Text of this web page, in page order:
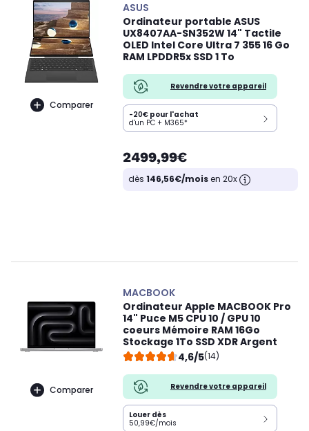
Comparer
ASUS
Ordinateur portable ASUS
UX8407AA-SN352W 14" Tactile
OLED Intel Core Ultra 7 355 16 Go
RAM LPDDR5x SSD 1 To
Revendre votre appareil
-20€ pour l'achat
d'un PC + M365*
2499,99€
dès 146,56€/moisen 20x
Comparer
MACBOOK
Ordinateur Apple MACBOOK Pro
14" Puce M5 CPU 10 / GPU 10
coeurs Mémoire RAM 16Go
Stockage 1To SSD XDR Argent
4,6/5(14)
Revendre votre appareil
Louer dès
50,99€/mois